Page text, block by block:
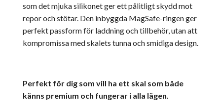
som det mjuka silikonet ger ett pålitligt skydd mot
repor och stötar. Den inbyggda MagSafe-ringen ger
perfekt passform för laddning och tillbehör, utan att
kompromissa med skalets tunna och smidiga design.
Perfekt för dig som vill ha ett skal som både
känns premium och fungerar i alla lägen.